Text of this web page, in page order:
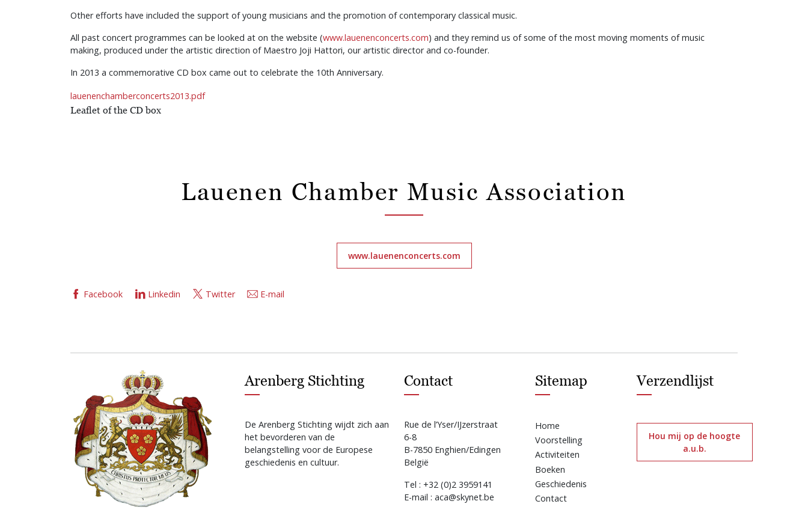
Other efforts have included the support of young musicians and the promotion of contemporary classical music.
All past concert programmes can be looked at on the website (www.lauenenconcerts.com) and they remind us of some of the most moving moments of music
making, produced under the artistic direction of Maestro Joji Hattori, our artistic director and co-founder.
In 2013 a commemorative CD box came out to celebrate the 10th Anniversary.
lauenenchamberconcerts2013.pdf
Leaflet of the CD box
Lauenen Chamber Music Association
www.lauenenconcerts.com
Facebook Linkedin Twitter E-mail
Arenberg Stichting
De Arenberg Stichting wijdt zich aan
het bevorderen van de
belangstelling voor de Europese
geschiedenis en cultuur.
Contact
Rue de l’Yser/IJzerstraat
6-8
B-7850 Enghien/Edingen
België
Tel : +32 (0)2 3959141
E-mail : aca@skynet.be
Sitemap
Home
Voorstelling
Activiteiten
Boeken
Geschiedenis
Contact
Verzendlijst
Hou mij op de hoogte
a.u.b.